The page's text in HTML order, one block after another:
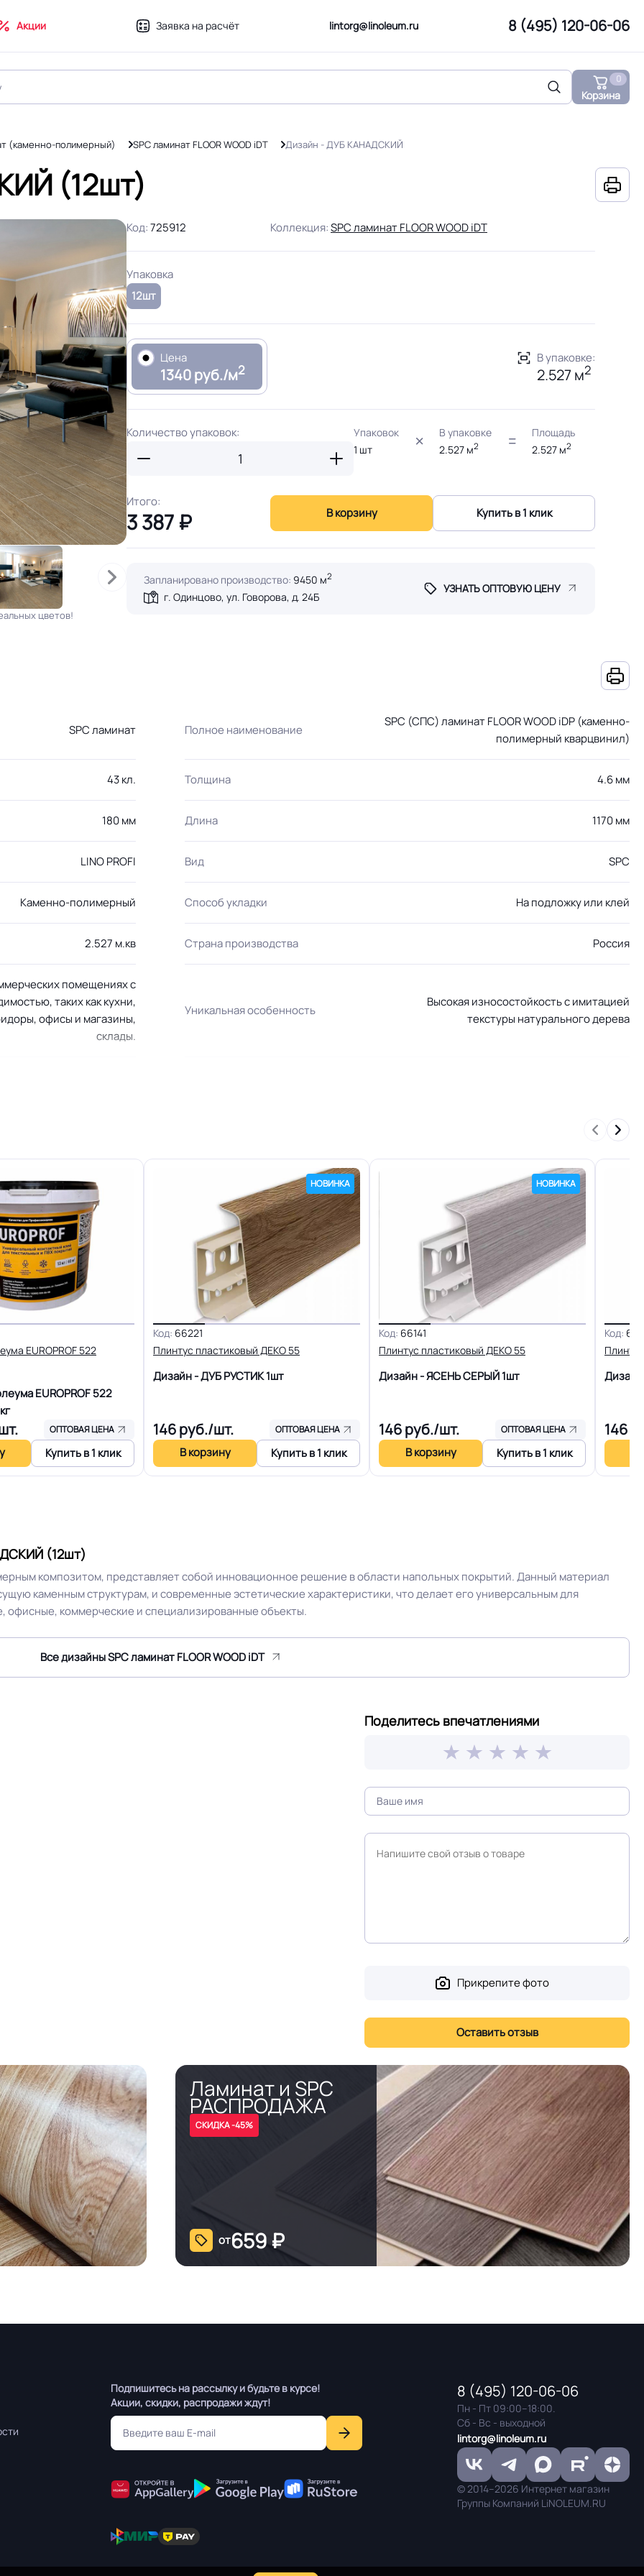
Акции Заявка на расчёт lintorg@linoleum.ru 8 (495) 120-06-06
Корзина
0
(каменно-полимерный) SPC ламинат FLOOR WOOD iDT Дизайн - ДУБ КАНАДСКИЙ
(12шт)
цветов!
Код:725912 Коллекция:SPC ламинат FLOOR WOOD iDT
Упаковка
12шт
Цена
1340 руб./м2
В упаковке:
2.527 м2
Количество упаковок:
Упаковок
1 шт
В упаковке
2.527 м2
Площадь
2.527 м2
Итого:
3 387 ₽ В корзину Купить в 1 клик
Запланировано производство: 9450 м2
г. Одинцово, ул. Говорова, д. 24Б
УЗНАТЬ ОПТОВУЮ ЦЕНУ
SPC ламинат Полное наименование
SPC (СПС) ламинат FLOOR WOOD iDP (каменно-
полимерный кварцвинил)
43 кл. Толщина 4.6 мм
180 мм Длина 1170 мм
LINO PROFI Вид SPC
Каменно-полимерный Способ укладки На подложку или клей
2.527 м.кв Страна производства Россия
помещениях с
таких как кухни,
офисы и магазины,
склады.
Уникальная особенность
Высокая износостойкость с имитацией
текстуры натурального дерева
КМ 2
Да Вес упаковки 23.25 кг
Торговый представитель Линолеум.РУ
на территории РФ и СНГ Защитный слой 0.5 мм (500) мкм
выразительная структура Срок службы
Высокая устойчивость
Устойчивость к воздействию мебели
на роликовых ножках
Высокая устойчивость
Тёмный дуб
EUROPROF 522
EUROPROF 522
ОПТОВАЯ ЦЕНА
Купить в 1 клик
НОВИНКА
Код: 66221
Плинтус пластиковый ДЕКО 55
Дизайн - ДУБ РУСТИК1шт
146руб./шт. ОПТОВАЯ ЦЕНА
В корзину Купить в 1 клик
НОВИНКА
Код: 66141
Плинтус пластиковый ДЕКО 55
Дизайн - ЯСЕНЬ СЕРЫЙ1шт
146руб./шт. ОПТОВАЯ ЦЕНА
В корзину Купить в 1 клик
Код:
146
(12шт)
композитом, представляет собой инновационное решение в области напольных покрытий. Данный материал
каменным структурам, и современные эстетические характеристики, что делает его универсальным для
коммерческие и специализированные объекты.
Все дизайны SPC ламинат FLOOR WOOD iDT
Поделитесь впечатлениями
Прикрепите фото
Ламинат и SPC
РАСПРОДАЖА
СКИДКА -45%
от659₽
Подпишитесь на рассылку и будьте в курсе!
Акции, скидки, распродажи ждут!
8 (495) 120-06-06
Пн - Пт 09:00–18:00.
Сб - Вс - выходной
lintorg@linoleum.ru
© 2014–2026 Интернет магазин
Группы Компаний LiNOLEUM.RU